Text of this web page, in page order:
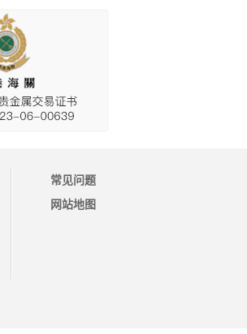
常见问题
网站地图